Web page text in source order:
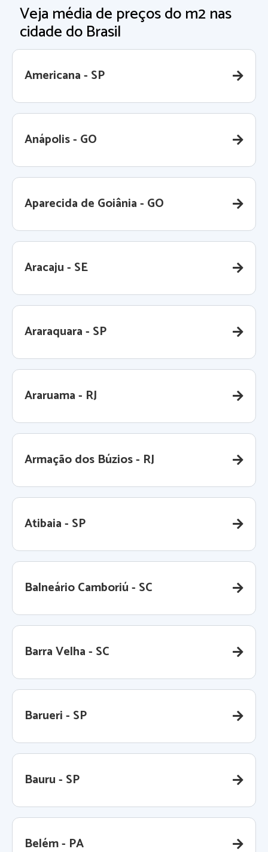
Veja média de preços do m2 nas
cidade do Brasil
Americana - SP
Anápolis - GO
Aparecida de Goiânia - GO
Aracaju - SE
Araraquara - SP
Araruama - RJ
Armação dos Búzios - RJ
Atibaia - SP
Balneário Camboriú - SC
Barra Velha - SC
Barueri - SP
Bauru - SP
Belém - PA